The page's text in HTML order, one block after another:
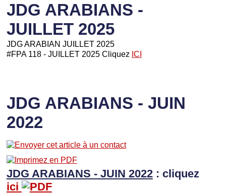
JDG ARABIANS -
JUILLET 2025
JDG ARABIAN JUILLET 2025
#FPA 118 - JUILLET 2025 Cliquez ICI
JDG ARABIANS - JUIN
2022
JDG ARABIANS - JUIN 2022: cliquez
ici